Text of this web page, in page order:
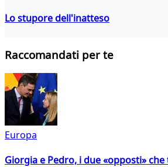
Lo stupore dell'inatteso
Raccomandati per te
Europa
Giorgia e Pedro, i due «opposti»